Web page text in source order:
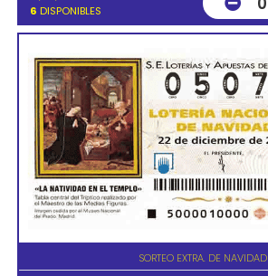
6 DISPONIBLES
SORTEO EXTRA. DE NAVIDAD